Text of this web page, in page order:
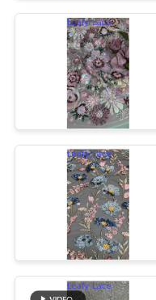
MÁY
LƯỢNG
CHÚNG
TÔI
Vải ren
Vải ren